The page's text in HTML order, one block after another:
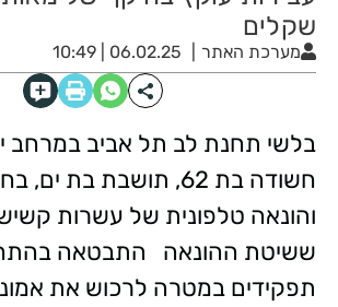
שקלים
מערכת האתר 06.02.25 | 10:49
בלשי תחנת לב תל אביב במרחב
חשודה בת 62, תושבת בת
והונאה טלפונית של עשרות
ששיטת ההונאה התבטאה
תפקידים במטרה לרכוש את